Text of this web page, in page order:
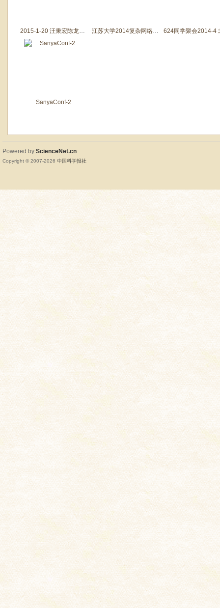
2015-1-20 汪秉宏陈龙康张镛梁深圳聚会 江苏大学2014复杂网络会议
SanyaConf-2
Powered by ScienceNet.cn
Copyright © 2007-2026 中国科学报社